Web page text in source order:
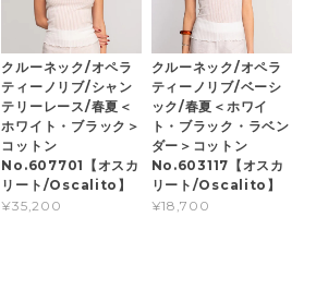
クルーネック/オペラ
ティーノリブ/シャン
テリーレース/春夏＜
ホワイト・ブラック＞
コットン
No.607701【オスカ
リート/Oscalito】
¥35,200
クルーネック/オペラ
ティーノリブ/ベーシ
ック/春夏＜ホワイ
ト・ブラック・ラベン
ダー＞コットン
No.603117【オスカ
リート/Oscalito】
¥18,700